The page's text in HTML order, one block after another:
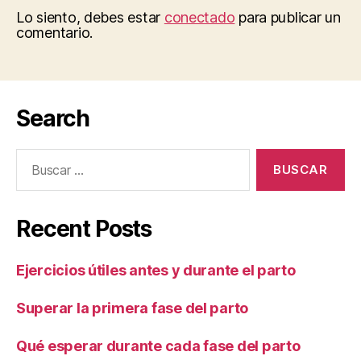
Lo siento, debes estar conectado para publicar un
comentario.
Search
Recent Posts
Ejercicios útiles antes y durante el parto
Superar la primera fase del parto
Qué esperar durante cada fase del parto